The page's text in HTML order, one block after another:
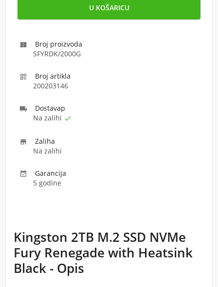

Broj proizvoda
SFYRDK/2000G

Broj artikla
200203146
 Dostavap
Na zalihi 

Zaliha
Na zalihi

Garancija
5 godine
Kingston 2TB M.2 SSD NVMe
Fury Renegade with Heatsink
Black - Opis